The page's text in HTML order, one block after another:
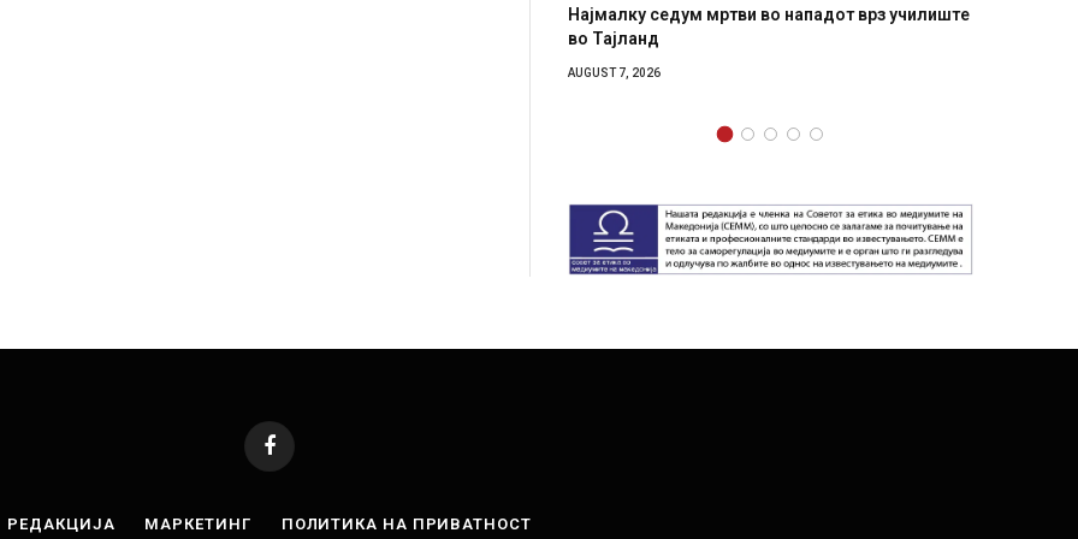
Најмалку седум мртви во нападот врз училиште
СОЗИС: Украинците повеќе им
Facebook
РЕДАКЦИЈА МАРКЕТИНГ ПОЛИТИКА НА ПРИВАТНОСТ